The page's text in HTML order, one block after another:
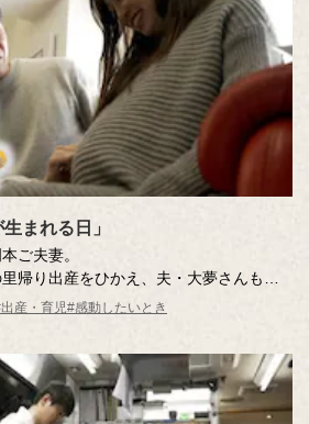
るドキュメンタリー番組です。
まれる日」
ご夫妻。
帰り出産をひかえ、夫・大夢さんも出
ら大阪に駆けつけます。
守った大夢さんはその日、何を食べる
産・育児#感動したいとき